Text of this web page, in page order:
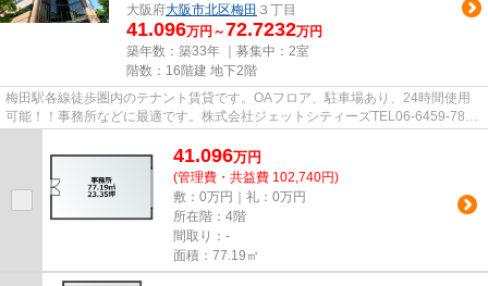
大阪府大阪市北区梅田 ３丁目
41.096万円～72.7232万円
築年数：築33年 ｜募集中： 2室
階数：16階建 地下2階
梅田駅各線徒歩圏内のテナント賃貸です。OAフロア、駐車場あり、24時間使用
可能！！事務所などに最適です。株式会社ジェットシティーズTEL06-6459-7809
41.096万円
(管理費・共益費 102,740円)
敷：0万円｜礼：0万円
所在階：4階
間取り：-
面積：77.19㎡